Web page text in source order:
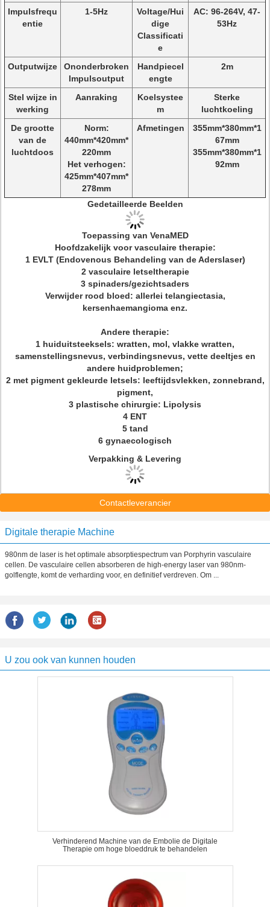
Impulsfrequ
entie
1-5Hz
Voltage/Hui
dige
Classificati
e
AC: 96-264V, 47-
53Hz
Outputwijze
Ononderbroken
Impulsoutput
Handpiecel
engte
2m
Stel wijze in
werking
Aanraking
Koelsystee
m
Sterke
luchtkoeling
De grootte
van de
luchtdoos
Norm:
440mm*420mm*
220mm
Het verhogen:
425mm*407mm*
278mm
Afmetingen
355mm*380mm*1
67mm
355mm*380mm*1
92mm
Gedetailleerde Beelden
Toepassing van VenaMED
Hoofdzakelijk voor vasculaire therapie:
1 EVLT (Endovenous Behandeling van de Aderslaser)
2 vasculaire letseltherapie
3 spinaders/gezichtsaders
Verwijder rood bloed: allerlei telangiectasia,
kersenhaemangioma enz.
Andere therapie:
1 huiduitsteeksels: wratten, mol, vlakke wratten,
samenstellingsnevus, verbindingsnevus, vette deeltjes en
andere huidproblemen;
2 met pigment gekleurde letsels: leeftijdsvlekken, zonnebrand,
pigment,
3 plastische chirurgie: Lipolysis
4 ENT
5 tand
6 gynaecologisch
Verpakking & Levering
Contactleverancier
Digitale therapie Machine
980nm de laser is het optimale absorptiespectrum van Porphyrin vasculaire
cellen. De vasculaire cellen absorberen de high-energy laser van 980nm-
golflengte, komt de verharding voor, en definitief verdreven. Om ...
U zou ook van kunnen houden
Verhinderend Machine van de Embolie de Digitale
Therapie om hoge bloeddruk te behandelen